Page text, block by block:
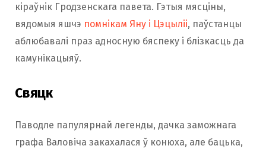
кіраўнік Гродзенскага павета. Гэтыя мясціны,
вядомыя яшчэ помнікам Яну і Цэцыліі, паўстанцы
аблюбавалі праз адносную бяспеку і блізкасць да
камунікацыяў.
Свяцк
Паводле папулярнай легенды, дачка заможнага
графа Валовіча закахалася ў конюха, але бацька,